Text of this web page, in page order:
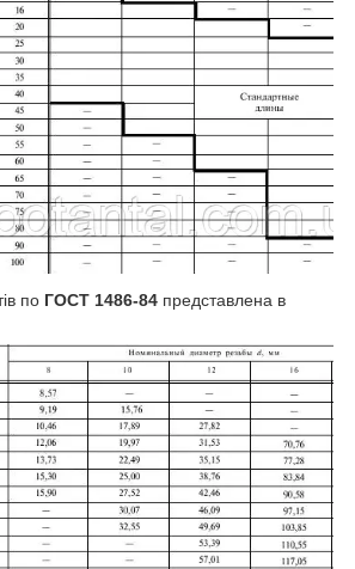
по ГОСТ 1486-84 представлена в